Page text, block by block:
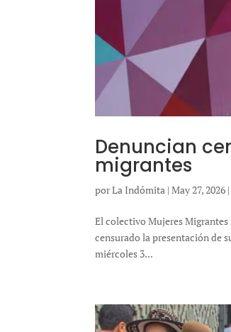
Denuncian
migrantes
porLa Indómita |May 27, 2026
El colectivo Mujeres
censurado la presentación de
miércoles 3...